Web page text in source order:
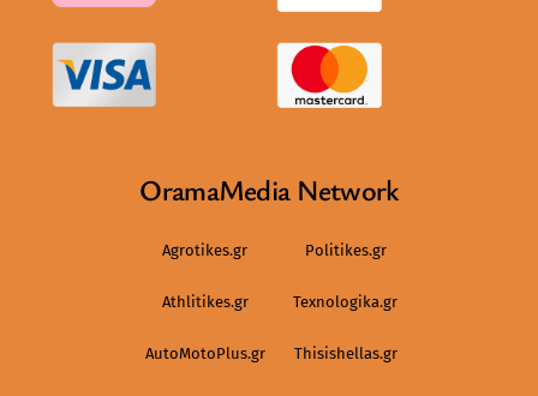
OramaMedia Network
Agrotikes.gr Politikes.gr
Athlitikes.gr Texnologika.gr
AutoMotoPlus.gr Thisishellas.gr